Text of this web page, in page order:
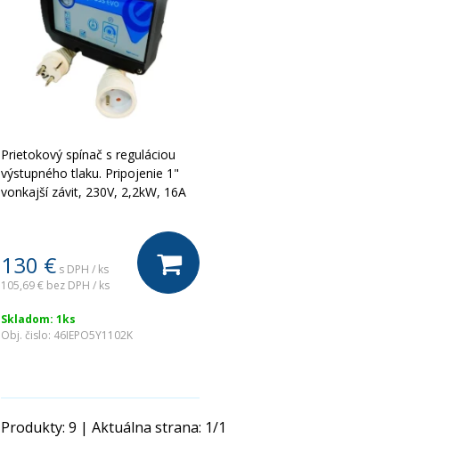
Prietokový spínač s reguláciou
výstupného tlaku. Pripojenie 1"
vonkajší závit, 230V, 2,2kW, 16A
130 € s DPH / ks
105,69 € bez DPH / ks
Skladom: 1ks
Obj. čislo: 46IEPO5Y1102K
Produkty: 9 | Aktuálna strana: 1/1